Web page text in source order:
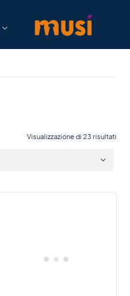
Visualizzazione di 23 risultati